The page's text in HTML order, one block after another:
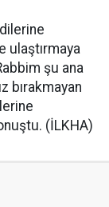
ulaştırmaya
şu ana
bırakmayan
(İLKHA)